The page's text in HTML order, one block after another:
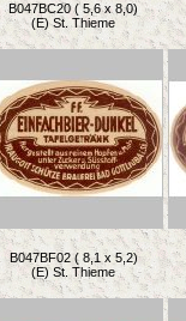
B047BC20 ( 5,6 x 8,0)
(E) St. Thieme
B047BF02 ( 8,1 x 5,2)
(E) St. Thieme